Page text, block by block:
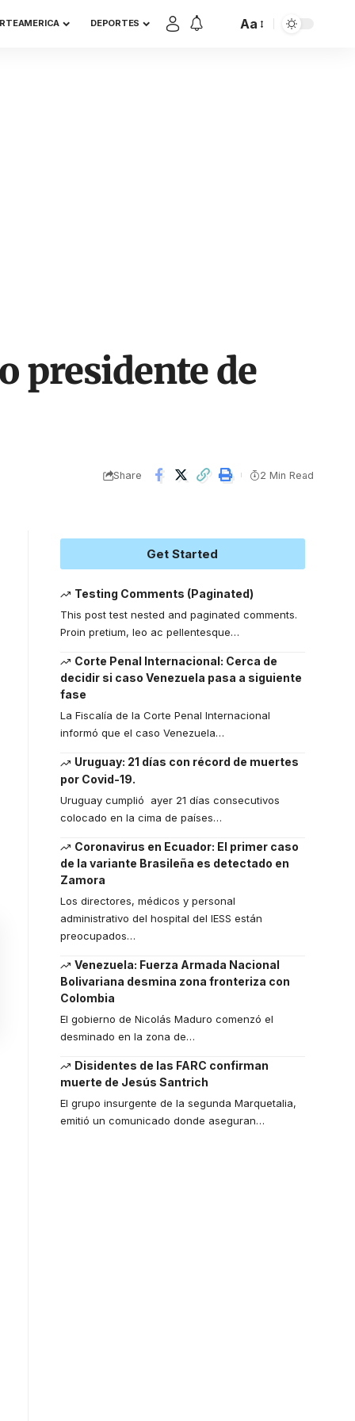
DEPORTES Aa
presidente de
Share 2 Min Read
Get Started
Testing Comments (Paginated)
This post test nested and paginated comments.
Proin pretium, leo ac pellentesque…
Corte Penal Internacional: Cerca de
decidir si caso Venezuela pasa a siguiente
fase
La Fiscalía de la Corte Penal Internacional
informó que el caso Venezuela…
Uruguay: 21 días con récord de muertes
por Covid-19.
Uruguay cumplió ayer 21 días consecutivos
colocado en la cima de países…
Coronavirus en Ecuador: El primer caso
de la variante Brasileña es detectado en
Zamora
Los directores, médicos y personal
administrativo del hospital del IESS están
preocupados…
Venezuela: Fuerza Armada Nacional
Bolivariana desmina zona fronteriza con
Colombia
El gobierno de Nicolás Maduro comenzó el
desminado en la zona de…
Disidentes de las FARC confirman
muerte de Jesús Santrich
El grupo insurgente de la segunda Marquetalia,
emitió un comunicado donde aseguran…